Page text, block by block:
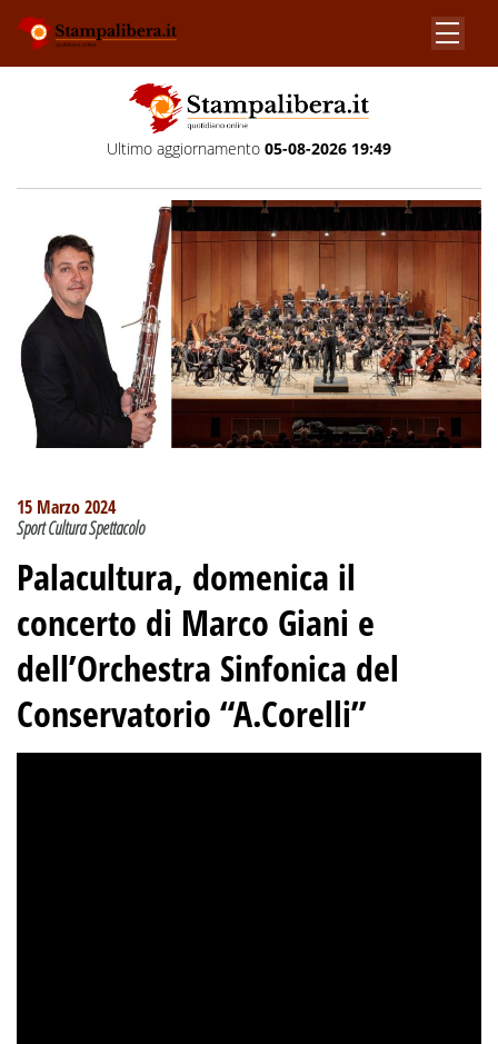
Ultimo aggiornamento 05-08-2026 19:49
15 Marzo 2024
Sport Cultura Spettacolo
Palacultura, domenica il
concerto di Marco Giani e
dell’Orchestra Sinfonica del
Conservatorio “A.Corelli”